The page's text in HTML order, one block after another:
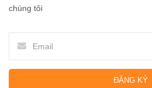
chúng tôi
ĐĂNG KÝ